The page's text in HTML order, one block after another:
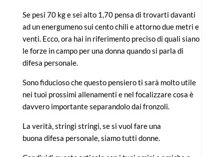
Se pesi 70 kg e sei alto 1,70 pensa di trovarti davanti
ad un energumeno sui cento chili e attorno due metri e
venti. Ecco, ora hai in riferimento preciso di quali siano
le forze in campo per una donna quando si parla di
difesa personale.
Sono fiducioso che questo pensiero ti sarà molto utile
nei tuoi prossimi allenamenti e nel focalizzare cosa è
davvero importante separandolo dai fronzoli.
La verità, stringi stringi, se si vuol fare una
buona difesa personale, siamo tutti donne.